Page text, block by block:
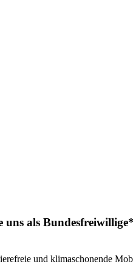
uns als
und klimaschonende